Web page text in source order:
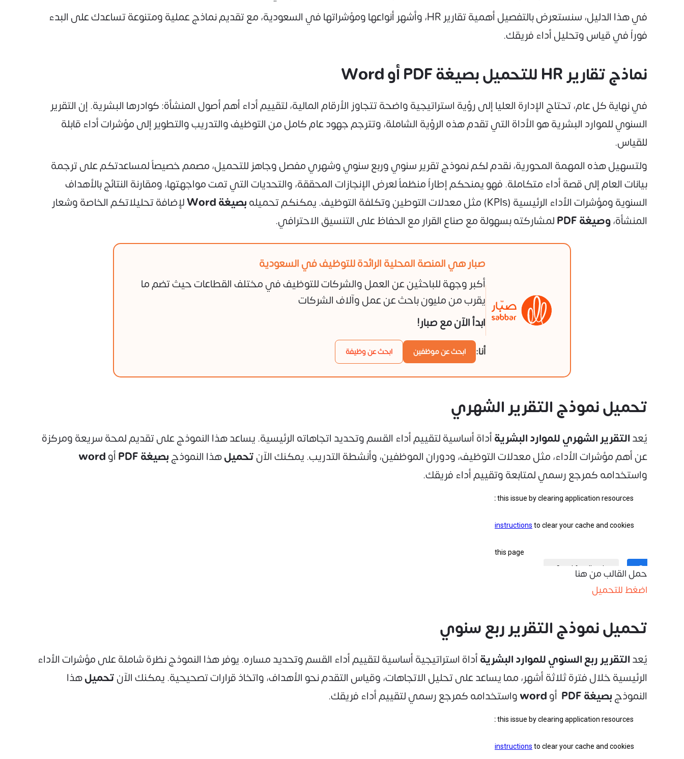
في هذا الدليل، سنستعرض بالتفصيل أهمية تقارير HR، وأشهر أنواعها ومؤشراتها في السعودية، مع تقديم نماذج عملية ومتنوعة تساعدك على البدء
فوراً في قياس وتحليل أداء فريقك.
نماذج تقارير HR للتحميل بصيغة PDF أو Word
في نهاية كل عام، تحتاج الإدارة العليا إلى رؤية استراتيجية واضحة تتجاوز الأرقام المالية، لتقييم أداء أهم أصول المنشأة: كوادرها البشرية. إن التقرير
السنوي للموارد البشرية هو الأداة التي تقدم هذه الرؤية الشاملة، وتترجم جهود عام كامل من التوظيف والتدريب والتطوير إلى مؤشرات أداء قابلة
للقياس.
ولتسهيل هذه المهمة المحورية، نقدم لكم نموذج تقرير سنوي وربع سنوي وشهري مفصل وجاهز للتحميل، مصمم خصيصاً لمساعدتكم على ترجمة
بيانات العام إلى قصة أداء متكاملة. فهو يمنحكم إطاراً منظماً لعرض الإنجازات المحققة، والتحديات التي تمت مواجهتها، ومقارنة النتائج بالأهداف
السنوية ومؤشرات الأداء الرئيسية (KPIs) مثل معدلات التوطين وتكلفة التوظيف. يمكنكم تحميله
بصيغة Word
لإضافة تحليلاتكم الخاصة وشعار
المنشأة،وصيغة PDF لمشاركته بسهولة مع صناع القرار مع الحفاظ على التنسيق الاحترافي.
صبار هي المنصة المحلية الرائدة للتوظيف في السعودية
أكبر وجهة للباحثين عن العمل والشركات للتوظيف في مختلف القطاعات حيث تضم ما
يقرب من مليون باحث عن عمل وآلاف الشركات
ابدأ الآن مع صبار!
أنا: ابحث عن موظفين ابحث عن وظيفة
تحميل نموذج التقرير الشهري
يُعدالتقرير الشهري للموارد البشريةأداة أساسية لتقييم أداء القسم وتحديد اتجاهاته الرئيسية. يساعد هذا النموذج على تقديم لمحة سريعة ومركزة
عن أهم مؤشرات الأداء، مثل معدلات التوظيف، ودوران الموظفين، وأنشطة التدريب. يمكنك الآنتحميلهذا النموذجبصيغة PDF أوword
واستخدامه كمرجع رسمي لمتابعة وتقييم أداء فريقك.
حمل القالب من هنا
اضغط للتحميل
تحميل نموذج التقرير ربع سنوي
يُعدالتقرير ربع السنوي للموارد البشريةأداة استراتيجية أساسية لتقييم أداء القسم وتحديد مساره. يوفر هذا النموذج نظرة شاملة على مؤشرات الأداء
الرئيسية خلال فترة ثلاثة أشهر، مما يساعد على تحليل الاتجاهات، وقياس التقدم نحو الأهداف، واتخاذ قرارات تصحيحية. يمكنك الآنتحميلهذا
النموذجبصيغة PDF أوwordواستخدامه كمرجع رسمي لتقييم أداء فريقك.